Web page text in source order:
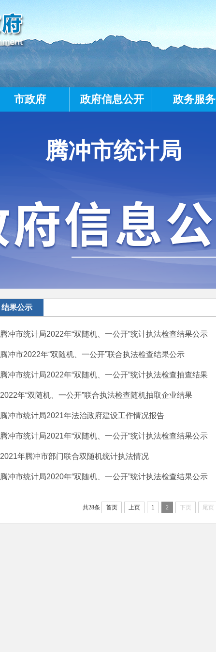
市政府 政府信息公开 政务服务
腾冲市统计局
结果公示
腾冲市统计局2022年“双随机、一公开”统计执法检查结果公示
腾冲市2022年“双随机、一公开”联合执法检查结果公示
腾冲市统计局2022年“双随机、一公开”统计执法检查抽查结果
2022年“双随机、一公开”联合执法检查随机抽取企业结果
腾冲市统计局2021年法治政府建设工作情况报告
腾冲市统计局2021年“双随机、一公开”统计执法检查结果公示
2021年腾冲市部门联合双随机统计执法情况
腾冲市统计局2020年“双随机、一公开”统计执法检查结果公示
共28条 首页 上页 1 2 下页 尾页